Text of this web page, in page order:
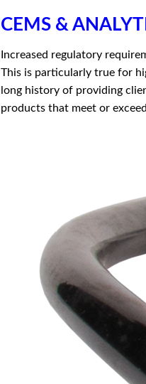
CEMS &
Increased regulatory
This is particularly true for
long history of providing
products that meet or